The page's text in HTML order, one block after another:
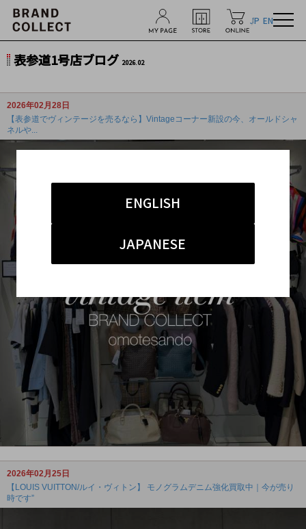
JP EN
ENGLISH
JAPANESE
表参道1号店ブログ 2026.02
2026年02月28日
【表参道でヴィンテージを売るなら】Vintageコーナー新設の今、オールドシャ
ネルや...
2026年02月25日
【LOUIS VUITTON/ルイ・ヴィトン】 モノグラムデニム強化買取中｜今が売り
時です”